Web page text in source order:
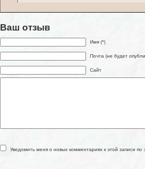
Ваш отзыв
Имя (*)
Почта (не будет
Сайт
Уведомить меня о новых комментариях к этой записи по